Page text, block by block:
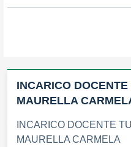
INCARICO
MAURELLA
INCARICO DOCENTE
MAURELLA CARMELA